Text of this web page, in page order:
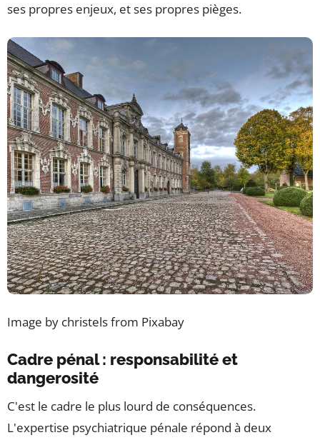
ses propres enjeux, et ses propres pièges.
Image by christels from Pixabay
Cadre pénal : responsabilité et
dangerosité
C'est le cadre le plus lourd de conséquences.
L'expertise psychiatrique pénale répond à deux